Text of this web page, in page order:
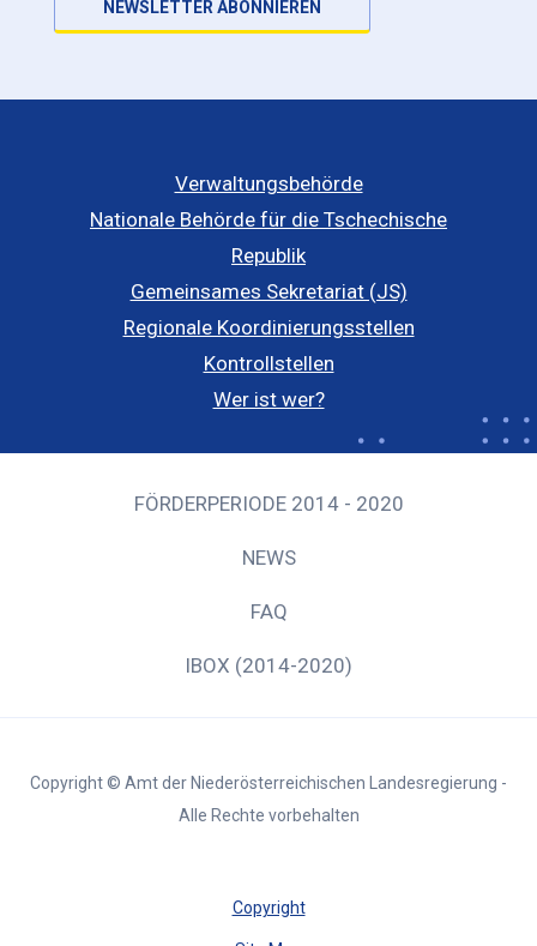
NEWSLETTER ABONNIEREN
Verwaltungsbehörde
Nationale Behörde für die Tschechische
Republik
Gemeinsames Sekretariat (JS)
Regionale Koordinierungsstellen
Kontrollstellen
Wer ist wer?
FÖRDERPERIODE 2014 - 2020
NEWS
FAQ
IBOX (2014-2020)
Copyright © Amt der Niederösterreichischen Landesregierung -
Alle Rechte vorbehalten
Copyright